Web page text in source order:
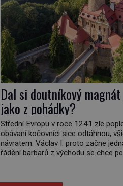
Dal si doutníkový
jako z pohádky?
Střední Evropu v roce 1241 zle
obávaní kočovníci sice odtáhnou,
návratem. Václav I. proto začne
řádění barbarů z východu se chce
hranici. Na […]